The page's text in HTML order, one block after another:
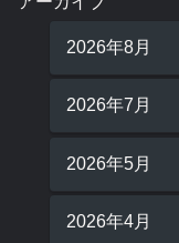
2026年8月
2026年7月
2026年5月
2026年4月